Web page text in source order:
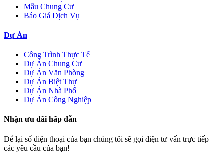
Mẫu Chung Cư
Báo Giá Dịch Vụ
Dự Án
Công Trình Thực Tế
Dự Án Chung Cư
Dự Án Văn Phòng
Dự Án Biệt Thự
Dự Án Nhà Phố
Dự Án Công Nghiệp
Nhận ưu đãi hấp dẫn
Để lại số điện thoại của bạn chúng tôi sẽ gọi điện tư vấn trực tiếp
các yêu cầu của bạn!